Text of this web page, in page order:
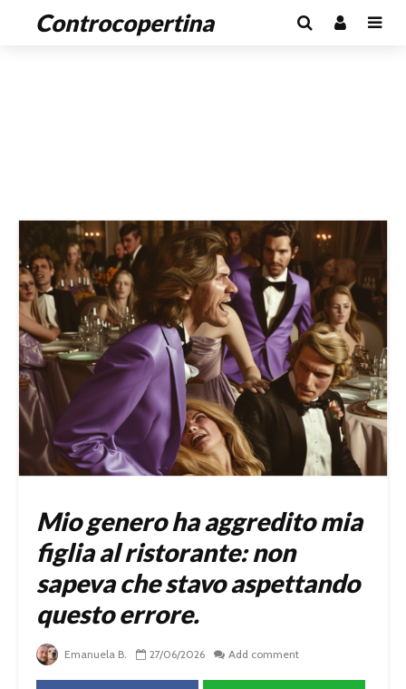
Controcopertina
Mio genero ha aggredito mia
figlia al ristorante: non
sapeva che stavo aspettando
questo errore.
Emanuela B. 27/06/2026 Add comment